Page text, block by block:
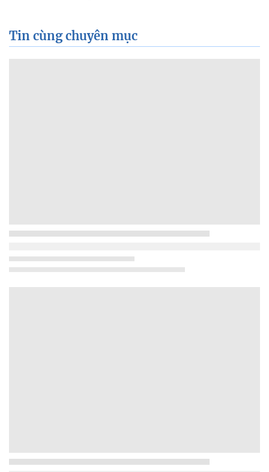
Tin cùng chuyên mục